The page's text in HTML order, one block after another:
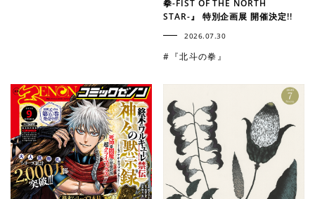
拳-FIST OF THE NORTH
STAR-』 特別企画展 開催決定!!
2026.07.30
#『北斗の拳』